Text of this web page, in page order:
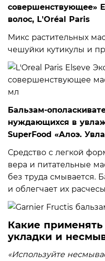
совершенствующее»
волос, L'Oréal Paris
Микс растительных
чешуйки кутикулы и
Бальзам-
нуждающихся в
SuperFood «Алоэ.
Средство с легкой
вера и питательные
без труда смывается.
и облегчает их
Какие применять
укладки и
«Используйте